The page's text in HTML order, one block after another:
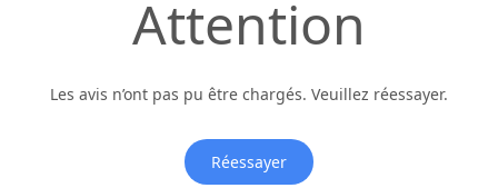
Attention
Les avis n’ont pas pu être chargés. Veuillez réessayer.
Réessayer